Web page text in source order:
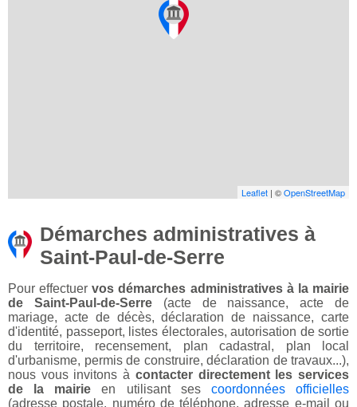
Leaflet | ©OpenStreetMap
Démarches administratives à
Saint-Paul-de-Serre
Pour effectuervos démarches administratives à la mairie
de Saint-Paul-de-Serre(acte de naissance, acte de
mariage, acte de décès, déclaration de naissance, carte
d'identité, passeport, listes électorales, autorisation de sortie
du territoire, recensement, plan cadastral, plan local
d'urbanisme, permis de construire, déclaration de travaux...),
nous vous invitons à contacter directement les services
de la mairie en utilisant ses coordonnées officielles
(adresse postale, numéro de téléphone, adresse e-mail ou